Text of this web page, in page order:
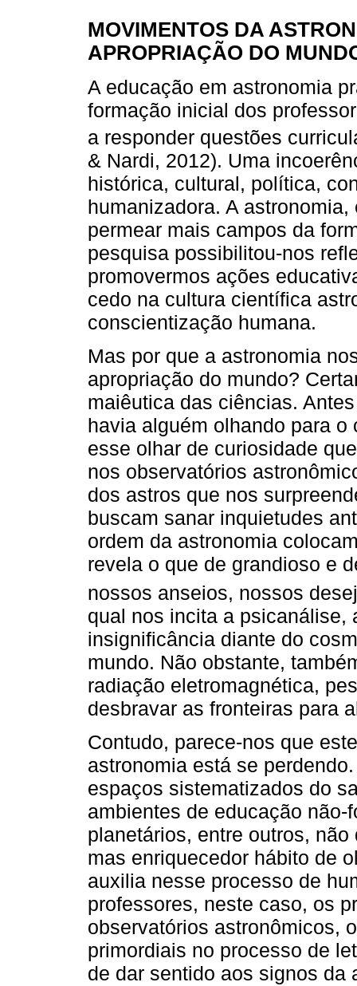
MOVIMENTOS DA
APROPRIAÇÃO DO
A educação em astronomia
formação inicial dos
a responder questões
& Nardi, 2012). Uma
histórica, cultural, política,
humanizadora. A
permear mais campos da
pesquisa possibilitou-nos
promovermos ações
cedo na cultura científica
conscientização humana.
Mas por que a astronomia
apropriação do mundo?
maiêutica das ciências.
havia alguém olhando para
esse olhar de curiosidade
nos observatórios
dos astros que nos
buscam sanar inquietudes
ordem da astronomia
revela o que de grandioso e
nossos anseios, nossos
qual nos incita a psicanálise,
insignificância diante do
mundo. Não obstante,
radiação eletromagnética,
desbravar as fronteiras para
Contudo, parece-nos que
astronomia está se
espaços sistematizados do
ambientes de educação
planetários, entre outros,
mas enriquecedor hábito de
auxilia nesse processo de
professores, neste caso, os
observatórios astronômicos,
primordiais no processo de
de dar sentido aos signos da